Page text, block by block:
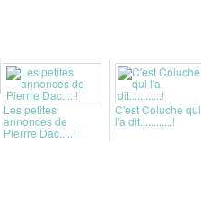
Les petites
annonces de
Pierrre Dac.....!
C'est Coluche qui
l'a dit............!